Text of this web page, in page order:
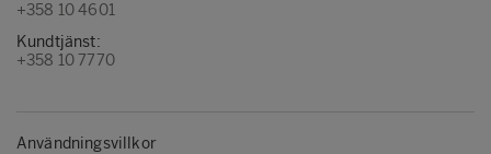
+358 10 4601
Kundtjänst:
+358 10 7770
Användningsvillkor